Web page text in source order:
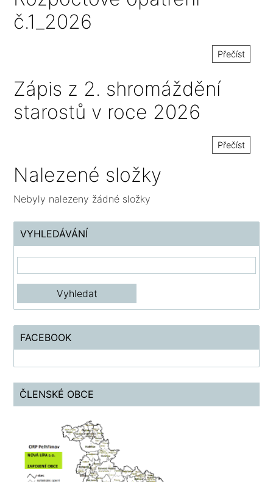
č.1_2026
Přečíst
Zápis z 2. shromáždění
starostů v roce 2026
Přečíst
Nalezené složky
Nebyly nalezeny žádné složky
VYHLEDÁVÁNÍ
FACEBOOK
ČLENSKÉ OBCE